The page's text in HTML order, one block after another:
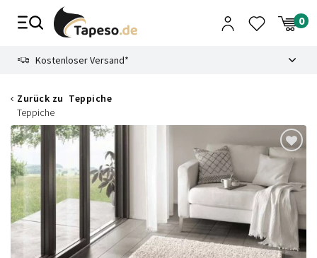
Zusammenbruch
Kostenloser Versand*
Zurück zu Teppiche
Teppiche